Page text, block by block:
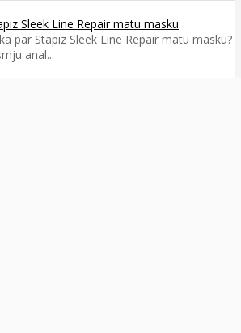
Sleek Line Repair matu masku
par Stapiz Sleek Line Repair matu masku?
anal...